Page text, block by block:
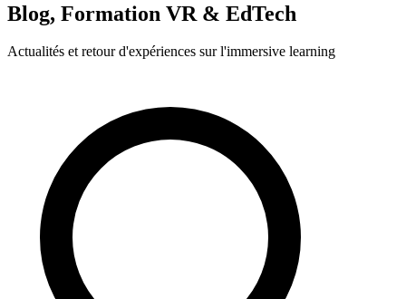
Blog, Formation VR & EdTech
Actualités et retour d'expériences sur l'immersive learning